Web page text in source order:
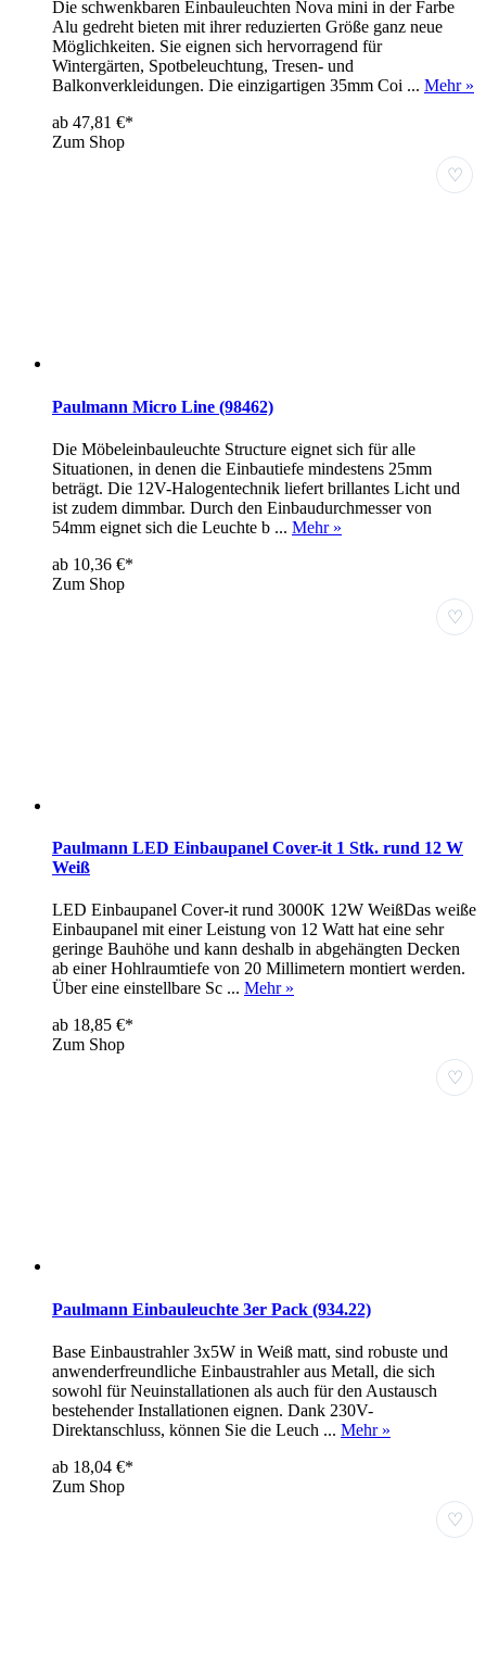
Die schwenkbaren Einbauleuchten Nova mini in der Farbe
Alu gedreht bieten mit ihrer reduzierten Größe ganz neue
Möglichkeiten. Sie eignen sich hervorragend für
Wintergärten, Spotbeleuchtung, Tresen- und
Balkonverkleidungen. Die einzigartigen 35mm Coi ... Mehr »
ab 47,81 €*
Zum Shop
♡
Paulmann Micro Line (98462)
Die Möbeleinbauleuchte Structure eignet sich für alle
Situationen, in denen die Einbautiefe mindestens 25mm
beträgt. Die 12V-Halogentechnik liefert brillantes Licht und
ist zudem dimmbar. Durch den Einbaudurchmesser von
54mm eignet sich die Leuchte b ... Mehr »
ab 10,36 €*
Zum Shop
♡
Paulmann LED Einbaupanel Cover-it 1 Stk. rund 12 W
Weiß
LED Einbaupanel Cover-it rund 3000K 12W WeißDas weiße
Einbaupanel mit einer Leistung von 12 Watt hat eine sehr
geringe Bauhöhe und kann deshalb in abgehängten Decken
ab einer Hohlraumtiefe von 20 Millimetern montiert werden.
Über eine einstellbare Sc ... Mehr »
ab 18,85 €*
Zum Shop
♡
Paulmann Einbauleuchte 3er Pack (934.22)
Base Einbaustrahler 3x5W in Weiß matt, sind robuste und
anwenderfreundliche Einbaustrahler aus Metall, die sich
sowohl für Neuinstallationen als auch für den Austausch
bestehender Installationen eignen. Dank 230V-
Direktanschluss, können Sie die Leuch ... Mehr »
ab 18,04 €*
Zum Shop
♡